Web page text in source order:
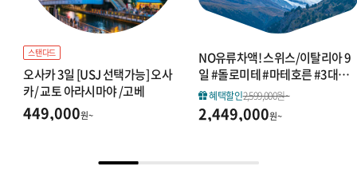
스탠다드
오사카 3일 [USJ 선택가능] 오사
카/ 교토 아라시마야 /고베
449,000원~
NO유류차액! 스위스/이탈리아 9
일 #돌로미테 #마테호른 #3대자
유시간
혜택할인2,599,000원~
2,449,000원~